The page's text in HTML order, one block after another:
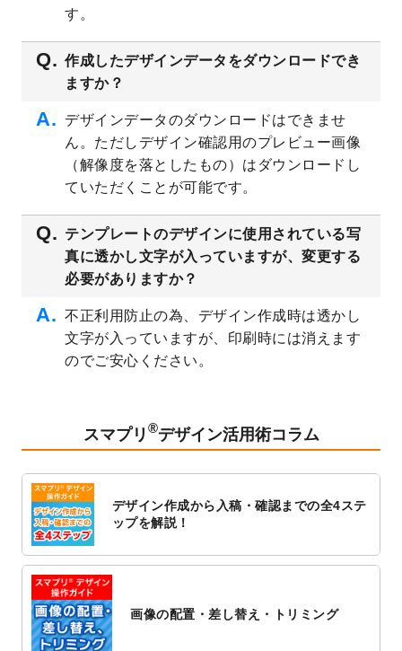
追加しました。
2023/4/20
2023/4/18
セミナー・講演会のチラシデザインテンプ
レートを追加しました。
2023/4/18
スポーツジム・フィットネスクラブのチラ
シデザインテンプレート
2023/3/16
シール・ラベルのデザインテンプレートを
公開いたしました。
2023/3/13
封筒（長3、洋長3、角2）のデザインテンプ
レートを追加しました。
2023/3/13
クリアファイルのデザインテンプレート
追加しました。
2023/3/2
パワーポイント版テンプレートをダウンロ
追加しました。
2023/1/13
4月始まりのカレンダーデザインテンプレー
2023/1/5
スタンプカードのデザインテンプレート
追加しました。
2022/12/26
止のお知らせ
2022/12/16
トを公開いたしました。
2022/12/1
す。
作成したデザインデータをダウンロードでき
ますか？
デザインデータのダウンロードはできませ
ん。ただしデザイン確認用のプレビュー画像
（解像度を落としたもの）はダウンロードし
ていただくことが可能です。
テンプレートのデザインに使用されている写
真に透かし文字が入っていますが、変更する
必要がありますか？
不正利用防止の為、デザイン作成時は透かし
文字が入っていますが、印刷時には消えます
のでご安心ください。
スマプリ ®デザイン活用術コラム
デザイン作成から入稿・確認までの全4ステ
ップを解説！
画像の配置・差し替え・トリミング